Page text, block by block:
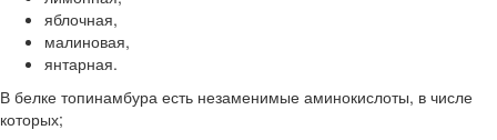
яблочная,
малиновая,
янтарная.
В белке топинамбура есть незаменимые аминокислоты, в числе
которых;